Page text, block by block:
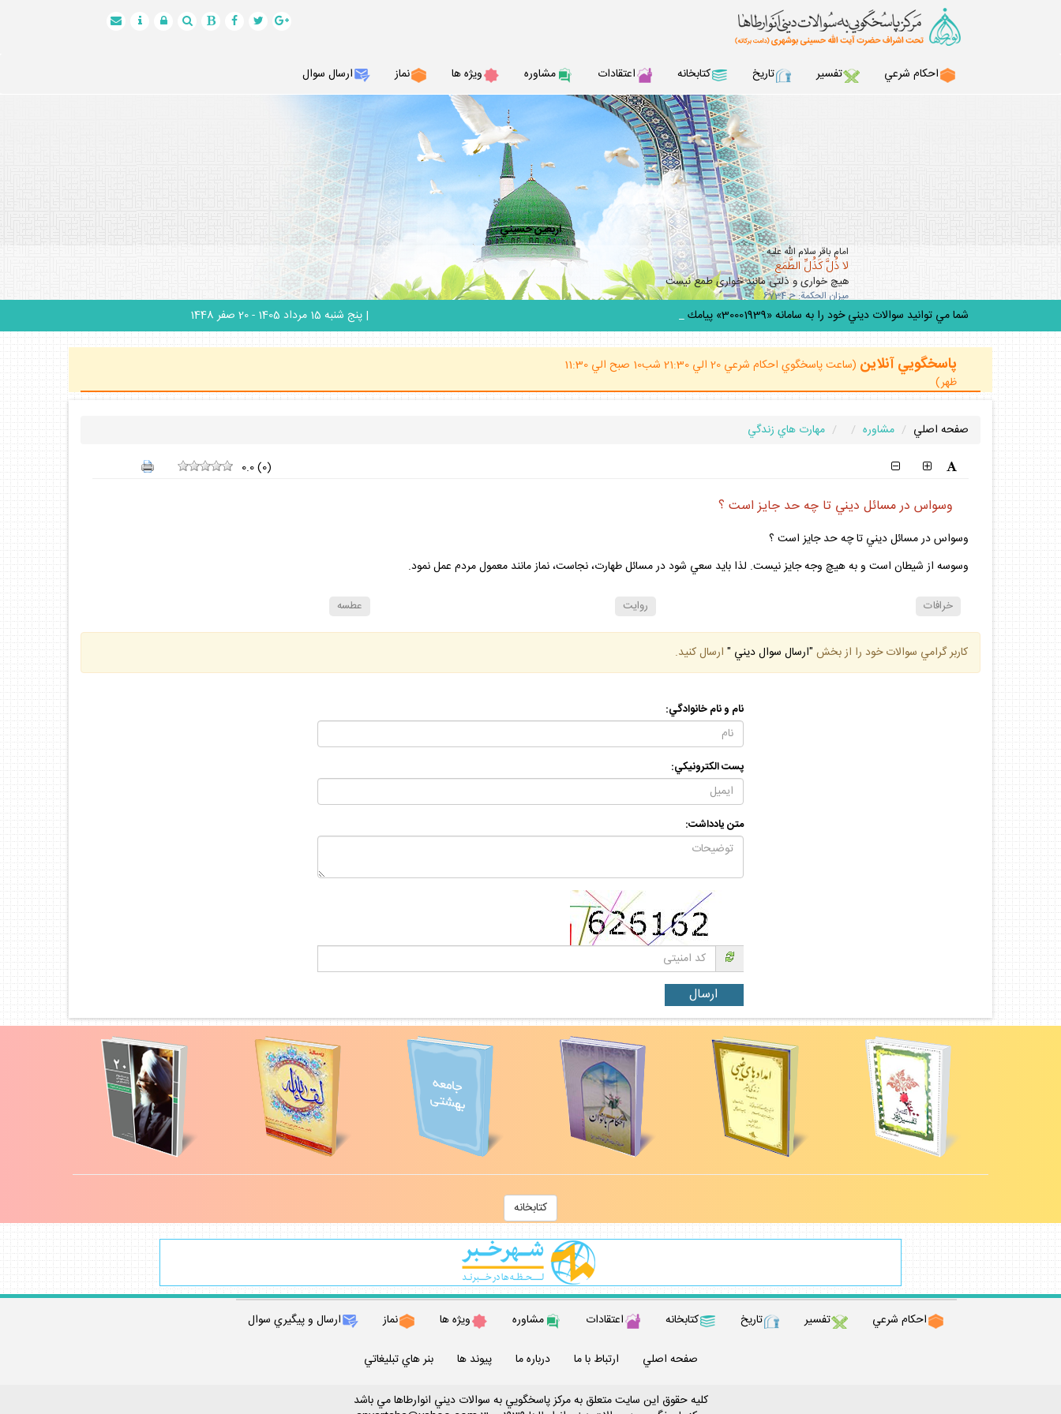
احكام شرعي تفسير تاريخ كتابخانه اعتقادات مشاوره ويژه ها نماز ارسال سوال
اربعين حسيني
امام باقر سلام الله عليه :
لا ذُلَّ كَذُلِّ الطَّمَعِ
هيچ خوارى و ذلتى مانند خوارى طمع نيست
ميزان الحكمة: ح 6734
شما مي توانيد سوالات ديني خود را به سامانه «30001939» پيامك كنيد. | پنج شنبه 15 مرداد 1405 - 20 صفر 1448
پاسخگويي آنلاين
(ساعت پاسخگوي احكام شرعي 20 الي 21:30 شب10 صبح الي 11:30
ظهر)
صفحه اصلي مشاوره
مهارت هاي زندگي
0.0(0)
وسواس در مسائل ديني تا چه حد جايز است ؟
وسواس در مسائل ديني تا چه حد جايز است ؟
وسوسه از شيطان است و به هيچ وجه جايز نيست. لذا بايد سعي شود در مسائل طهارت، نجاست، نماز مانند معمول مردم عمل نمود.
خرافات روايت عطسه
كاربر گرامي سوالات خود را از بخش "ارسال سوال ديني " ارسال كنيد.
نام و نام خانوادگي:
پست الكترونيكي:
متن يادداشت:
كتابخانه
احكام شرعي تفسير تاريخ كتابخانه اعتقادات مشاوره ويژه ها نماز ارسال و پيگيري سوال
صفحه اصلي ارتباط با ما درباره ما پيوند ها بنر هاي تبليغاتي
كليه حقوق اين سايت متعلق به مركز پاسخگويي به سوالات ديني انوارطاها مي باشد